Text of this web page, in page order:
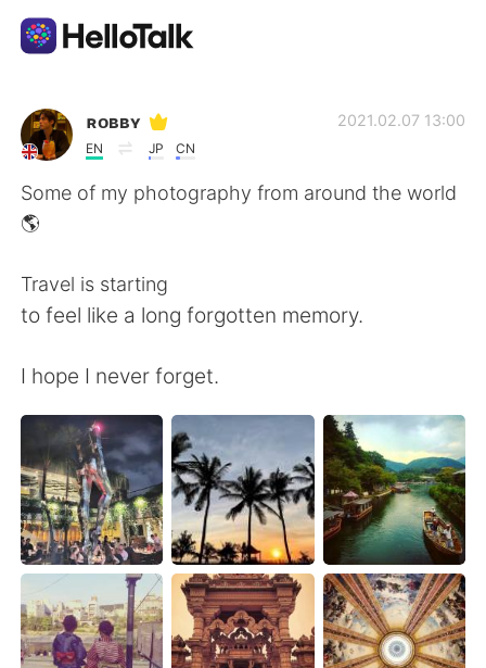
App di scambio linguistico
AI Grammar Checker
English 简体中文
繁體中文 Español
العربية Français
Deutsch 日本語
한국어 Русский
ไทย Indonesia
Türkçe Tiếng Việt
ʀᴏʙʙʏ
EN JP CN
2021.02.07 13:00
Some of my photography from around the world
🌎
Travel is starting
to feel like a long forgotten memory.
I hope I never forget.